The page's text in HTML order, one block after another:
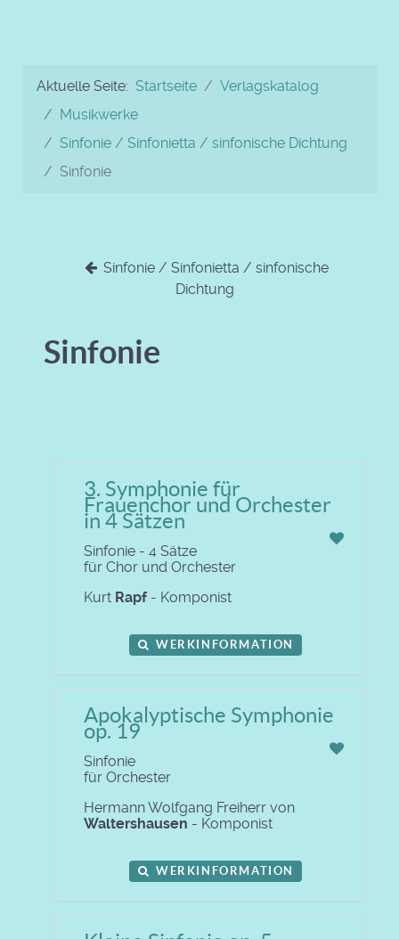
Aktuelle Seite: Startseite
Verlagskatalog
Musikwerke
Sinfonie / Sinfonietta / sinfonische Dichtung
Sinfonie
Sinfonie / Sinfonietta / sinfonische
Dichtung
Sinfonie
3. Symphonie für
Frauenchor und Orchester
in 4 Sätzen
Sinfonie - 4 Sätze
für Chor und Orchester
Kurt Rapf- Komponist
WERKINFORMATION
Apokalyptische Symphonie
op. 19
Sinfonie
für Orchester
Hermann Wolfgang Freiherr von
Waltershausen - Komponist
WERKINFORMATION